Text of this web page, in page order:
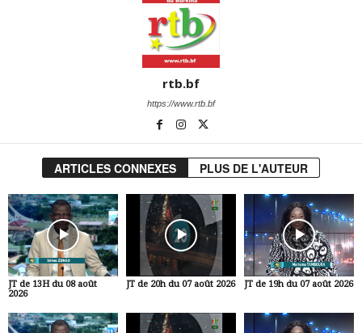
rtb.bf
https://www.rtb.bf
ARTICLES CONNEXES PLUS DE L'AUTEUR
JT de 13H du 08 août
2026
JT de 20h du 07 août 2026 JT de 19h du 07 août 2026